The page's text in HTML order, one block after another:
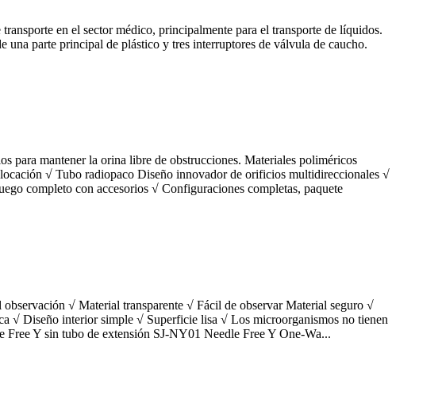
en el sector médico, principalmente para el transporte de líquidos.
una parte principal de plástico y tres interruptores de válvula de caucho.
para mantener la orina libre de obstrucciones. Materiales poliméricos
√ Tubo radiopaco Diseño innovador de orificios multidireccionales √
completo con accesorios √ Configuraciones completas, paquete
√ Material transparente √ Fácil de observar Material seguro √
√ Diseño interior simple √ Superficie lisa √ Los microorganismos no tienen
Y sin tubo de extensión SJ-NY01 Needle Free Y One-Wa...